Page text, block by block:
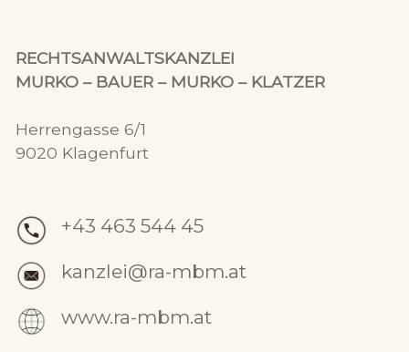
RECHTSANWALTSKANZLEI
MURKO – BAUER – MURKO – KLATZER
Herrengasse 6/1
9020 Klagenfurt
+43 463 544 45
kanzlei@ra-mbm.at
www.ra-mbm.at